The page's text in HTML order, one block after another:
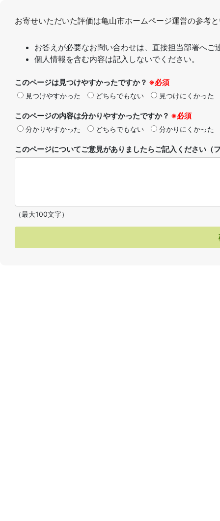
お寄せいただいた評価は亀山市ホームページ運営の参考
お答えが必要なお問い合わせは、直接担当部署へご
個人情報を含む内容は記入しないでください。
このページは見つけやすかったですか？ ※必須
見つけやすかった どちらでもない 見つけにくかった
このページの内容は分かりやすかったですか？ ※必須
分かりやすかった どちらでもない 分かりにくかった
このページについてご意見がありましたらご記入ください
（最大100文字）